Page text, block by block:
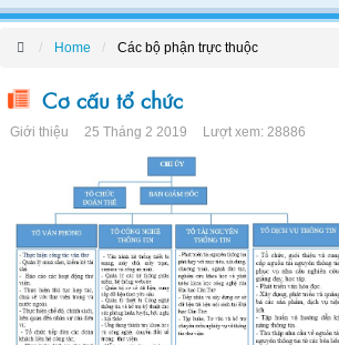
Home Các bộ phận trực thuộc
Cơ cấu tổ chức
Giới thiệu 25 Tháng 2 2019 Lượt xem: 28886